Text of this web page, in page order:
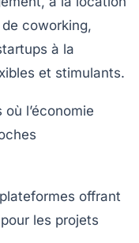
coworking,
à la
et stimulants.
l’économie
plateformes offrant
les projets